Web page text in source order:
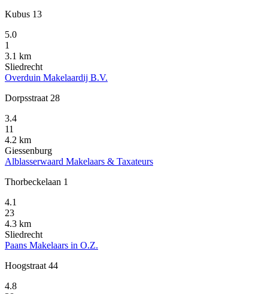
Kubus 13
5.0
1
3.1 km
Sliedrecht
Overduin Makelaardij B.V.
Dorpsstraat 28
3.4
11
4.2 km
Giessenburg
Alblasserwaard Makelaars & Taxateurs
Thorbeckelaan 1
4.1
23
4.3 km
Sliedrecht
Paans Makelaars in O.Z.
Hoogstraat 44
4.8